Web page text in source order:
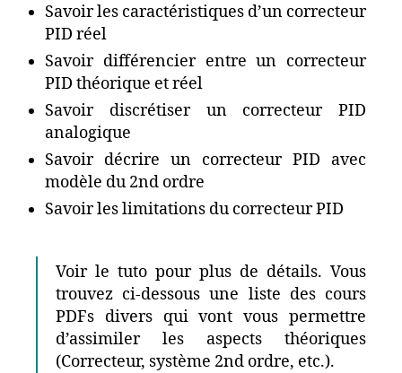
Savoir les caractéristiques d’un correcteur
PID réel
Savoir différencier entre un correcteur
PID théorique et réel
Savoir discrétiser un correcteur PID
analogique
Savoir décrire un correcteur PID avec
modèle du 2nd ordre
Savoir les limitations du correcteur PID
Voir le tuto pour plus de détails. Vous
trouvez ci-dessous une liste des cours
PDFs divers qui vont vous permettre
d’assimiler les aspects théoriques
(Correcteur, système 2nd ordre, etc.).